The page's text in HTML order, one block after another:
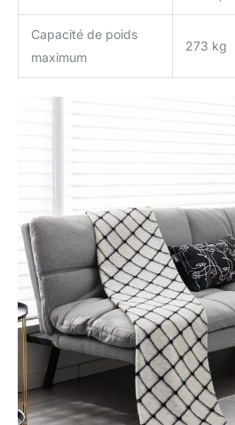
Capacité de poids
maximum
273 kg